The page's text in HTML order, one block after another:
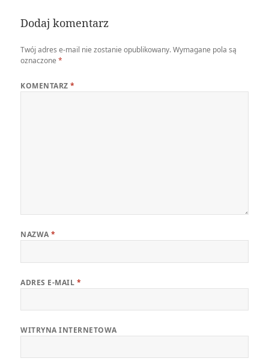
Dodaj komentarz
Twój adres e-mail nie zostanie opublikowany. Wymagane pola są
oznaczone*
KOMENTARZ*
NAZWA*
ADRES E-MAIL *
WITRYNA INTERNETOWA